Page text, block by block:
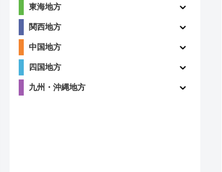
東海地方
関西地方
中国地方
四国地方
九州・沖縄地方